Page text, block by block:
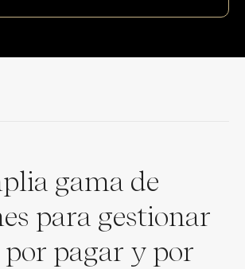
gama de
para gestionar
por pagar y por